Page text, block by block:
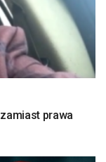
prawa